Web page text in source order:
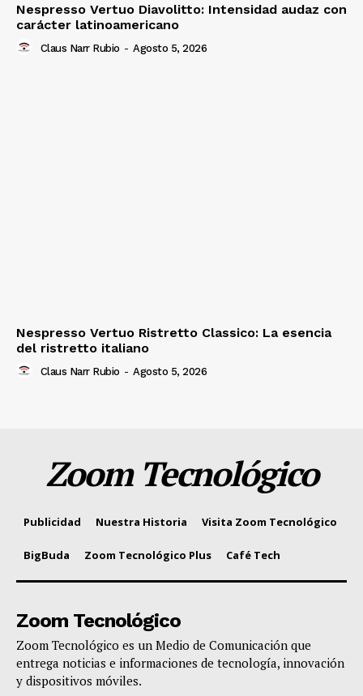
Nespresso Vertuo Diavolitto: Intensidad audaz con
carácter latinoamericano
Claus Narr Rubio - Agosto 5, 2026
Nespresso Vertuo Ristretto Classico: La esencia
del ristretto italiano
Claus Narr Rubio - Agosto 5, 2026
Zoom Tecnológico
Publicidad Nuestra Historia Visita Zoom Tecnológico
BigBuda Zoom Tecnológico Plus Café Tech
Zoom Tecnológico
Zoom Tecnológico es un Medio de Comunicación que
entrega noticias e informaciones de tecnología, innovación
y dispositivos móviles.